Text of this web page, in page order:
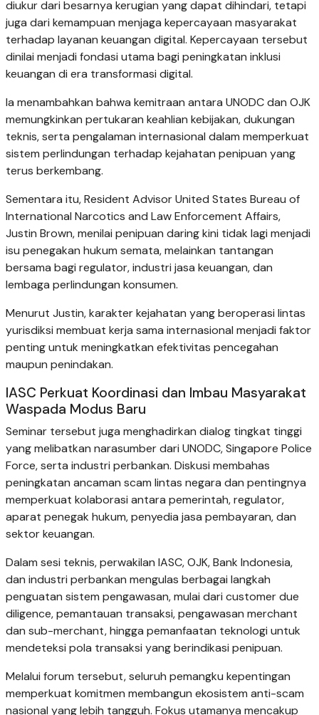
diukur dari besarnya kerugian yang dapat dihindari, tetapi
juga dari kemampuan menjaga kepercayaan masyarakat
terhadap layanan keuangan digital. Kepercayaan tersebut
dinilai menjadi fondasi utama bagi peningkatan inklusi
keuangan di era transformasi digital.
Ia menambahkan bahwa kemitraan antara UNODC dan OJK
memungkinkan pertukaran keahlian kebijakan, dukungan
teknis, serta pengalaman internasional dalam memperkuat
sistem perlindungan terhadap kejahatan penipuan yang
terus berkembang.
Sementara itu, Resident Advisor United States Bureau of
International Narcotics and Law Enforcement Affairs,
Justin Brown, menilai penipuan daring kini tidak lagi menjadi
isu penegakan hukum semata, melainkan tantangan
bersama bagi regulator, industri jasa keuangan, dan
lembaga perlindungan konsumen.
Menurut Justin, karakter kejahatan yang beroperasi lintas
yurisdiksi membuat kerja sama internasional menjadi faktor
penting untuk meningkatkan efektivitas pencegahan
maupun penindakan.
IASC Perkuat Koordinasi dan Imbau Masyarakat
Waspada Modus Baru
Seminar tersebut juga menghadirkan dialog tingkat tinggi
yang melibatkan narasumber dari UNODC, Singapore Police
Force, serta industri perbankan. Diskusi membahas
peningkatan ancaman scam lintas negara dan pentingnya
memperkuat kolaborasi antara pemerintah, regulator,
aparat penegak hukum, penyedia jasa pembayaran, dan
sektor keuangan.
Dalam sesi teknis, perwakilan IASC, OJK, Bank Indonesia,
dan industri perbankan mengulas berbagai langkah
penguatan sistem pengawasan, mulai dari customer due
diligence, pemantauan transaksi, pengawasan merchant
dan sub-merchant, hingga pemanfaatan teknologi untuk
mendeteksi pola transaksi yang berindikasi penipuan.
Melalui forum tersebut, seluruh pemangku kepentingan
memperkuat komitmen membangun ekosistem anti-scam
nasional yang lebih tangguh. Fokus utamanya mencakup